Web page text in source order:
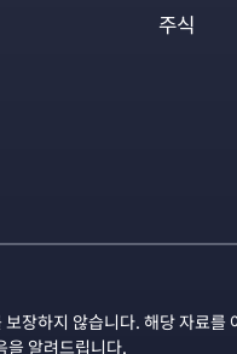
주식
장하지 않습니다. 해당 자료
을 알려드립니다.